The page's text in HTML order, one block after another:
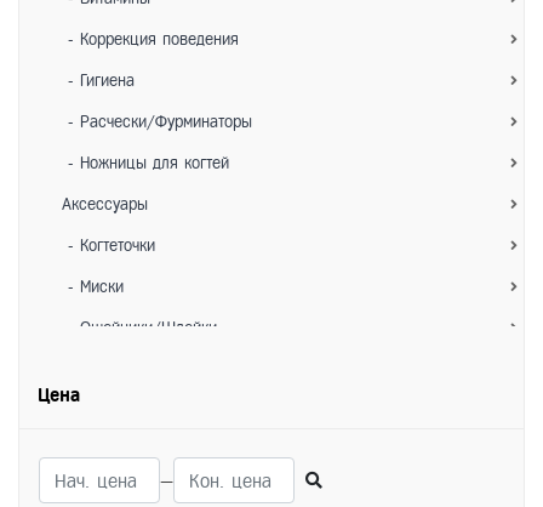
- Коррекция поведения
- Гигиена
- Расчески/Фурминаторы
- Ножницы для когтей
Аксессуары
- Когтеточки
- Миски
- Ошейники/Шлейки
Для собак
Цена
—